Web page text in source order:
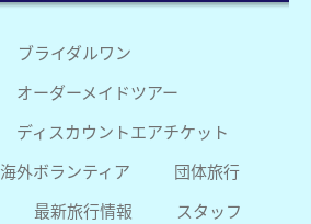
ブライダルワン
オーダーメイドツアー
ディスカウントエアチケット
海外ボランティア
団体旅行
最新旅行情報
スタッフ